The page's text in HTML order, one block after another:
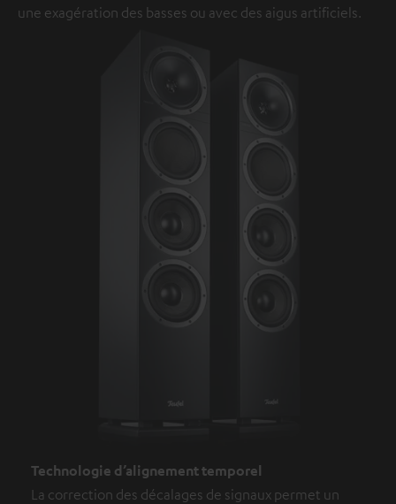
une exagération des basses ou avec des aigus artificiels.
Technologie d’alignement temporel
La correction des décalages de signaux permet un